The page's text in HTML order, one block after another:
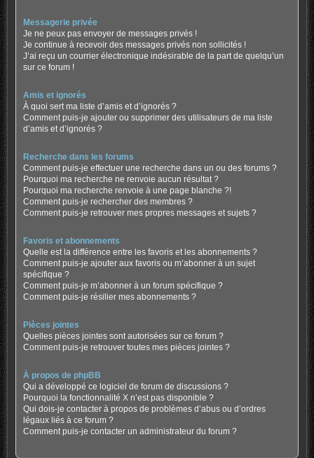
Messagerie privée
Je ne peux pas envoyer de messages privés !
Je continue à recevoir des messages privés non sollicités !
J’ai reçu un courrier électronique indésirable de la part de quelqu’un
sur ce forum !
Amis et ignorés
À quoi sert ma liste d’amis et d’ignorés ?
Comment puis-je ajouter ou supprimer des utilisateurs de ma liste
d’amis et d’ignorés ?
Recherche dans les forums
Comment puis-je effectuer une recherche dans un ou des forums ?
Pourquoi ma recherche ne renvoie aucun résultat ?
Pourquoi ma recherche renvoie à une page blanche ?!
Comment puis-je rechercher des membres ?
Comment puis-je retrouver mes propres messages et sujets ?
Favoris et abonnements
Quelle est la différence entre les favoris et les abonnements ?
Comment puis-je ajouter aux favoris ou m’abonner à un sujet
spécifique ?
Comment puis-je m’abonner à un forum spécifique ?
Comment puis-je résilier mes abonnements ?
Pièces jointes
Quelles pièces jointes sont autorisées sur ce forum ?
Comment puis-je retrouver toutes mes pièces jointes ?
À propos de phpBB
Qui a développé ce logiciel de forum de discussions ?
Pourquoi la fonctionnalité X n’est pas disponible ?
Qui dois-je contacter à propos de problèmes d’abus ou d’ordres
légaux liés à ce forum ?
Comment puis-je contacter un administrateur du forum ?